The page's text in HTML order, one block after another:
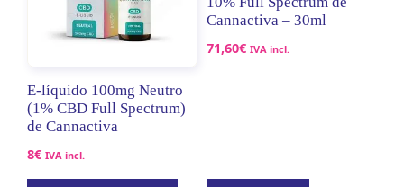
E-líquido 100mg Neutro
(1% CBD Full Spectrum)
de Cannactiva
8€ IVA incl.
Cannactiva – 30ml
71,60€ IVA incl.